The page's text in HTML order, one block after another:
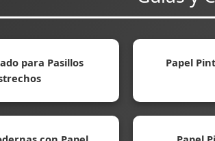
para Pasillos
Papel